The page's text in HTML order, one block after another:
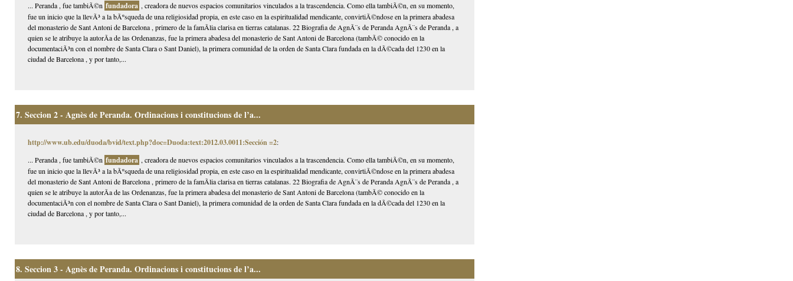
... Peranda , fue tambiÃ©n fundadora , creadora de nuevos espacios comunitarios vinculados a la trascendencia. Como ella tambiÃ©n, en su momento,
fue un inicio que la llevÃ³ a la bÃºsqueda de una religiosidad propia, en este caso en la espiritualidad mendicante, convirtiÃ©ndose en la primera abadesa
del monasterio de Sant Antoni de Barcelona , primero de la famÃ­lia clarisa en tierras catalanas. 22 Biografia de AgnÃ¨s de Peranda AgnÃ¨s de Peranda , a
quien se le atribuye la autorÃ­a de las Ordenanzas, fue la primera abadesa del monasterio de Sant Antoni de Barcelona (tambÃ© conocido en la
documentaciÃ³n con el nombre de Santa Clara o Sant Daniel), la primera comunidad de la orden de Santa Clara fundada en la dÃ©cada del 1230 en la
ciudad de Barcelona , y por tanto,...
7. Seccion 2 - Agnès de Peranda. Ordinacions i constitucions de l’a...
http://www.ub.edu/duoda/bvid/text.php?doc=Duoda:text:2012.03.0011:Sección =2:
... Peranda , fue tambiÃ©n fundadora , creadora de nuevos espacios comunitarios vinculados a la trascendencia. Como ella tambiÃ©n, en su momento,
fue un inicio que la llevÃ³ a la bÃºsqueda de una religiosidad propia, en este caso en la espiritualidad mendicante, convirtiÃ©ndose en la primera abadesa
del monasterio de Sant Antoni de Barcelona , primero de la famÃ­lia clarisa en tierras catalanas. 22 Biografia de AgnÃ¨s de Peranda AgnÃ¨s de Peranda , a
quien se le atribuye la autorÃ­a de las Ordenanzas, fue la primera abadesa del monasterio de Sant Antoni de Barcelona (tambÃ© conocido en la
documentaciÃ³n con el nombre de Santa Clara o Sant Daniel), la primera comunidad de la orden de Santa Clara fundada en la dÃ©cada del 1230 en la
ciudad de Barcelona , y por tanto,...
8. Seccion 3 - Agnès de Peranda. Ordinacions i constitucions de l’a...